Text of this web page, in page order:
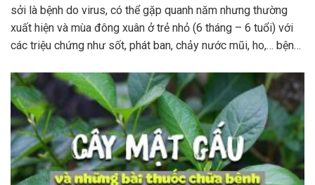
sởi là bệnh do virus, có thể gặp quanh năm nhưng thường
xuất hiện và mùa đông xuân ở trẻ nhỏ (6 tháng – 6 tuổi) với
các triệu chứng như sốt, phát ban, chảy nước mũi, ho,… bệnh